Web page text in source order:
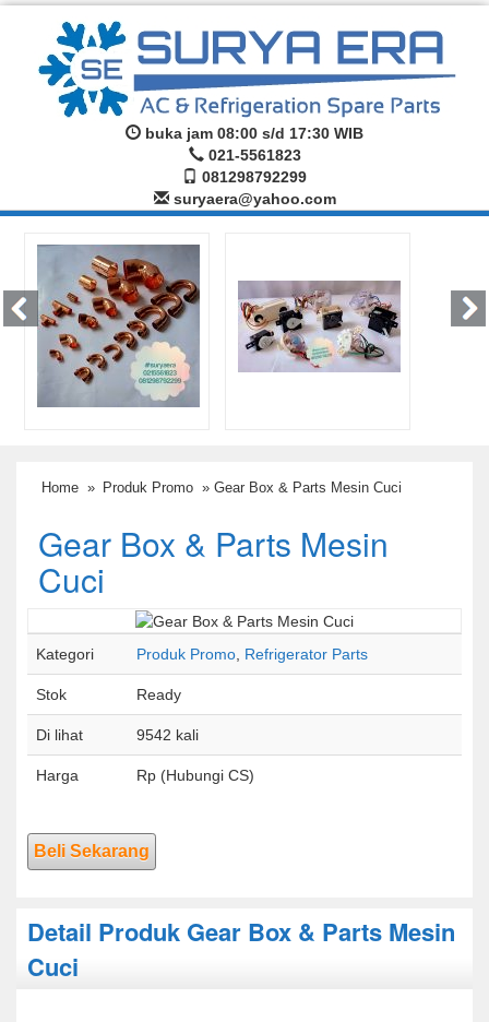
buka jam 08:00 s/d 17:30 WIB
021-5561823
081298792299
suryaera@yahoo.com
Home » Produk Promo » Gear Box & Parts Mesin Cuci
Gear Box & Parts Mesin
Cuci
Kategori Produk Promo, Refrigerator Parts
Stok Ready
Di lihat 9542 kali
Harga Rp (Hubungi CS)
Beli Sekarang
Detail Produk Gear Box & Parts Mesin
Cuci